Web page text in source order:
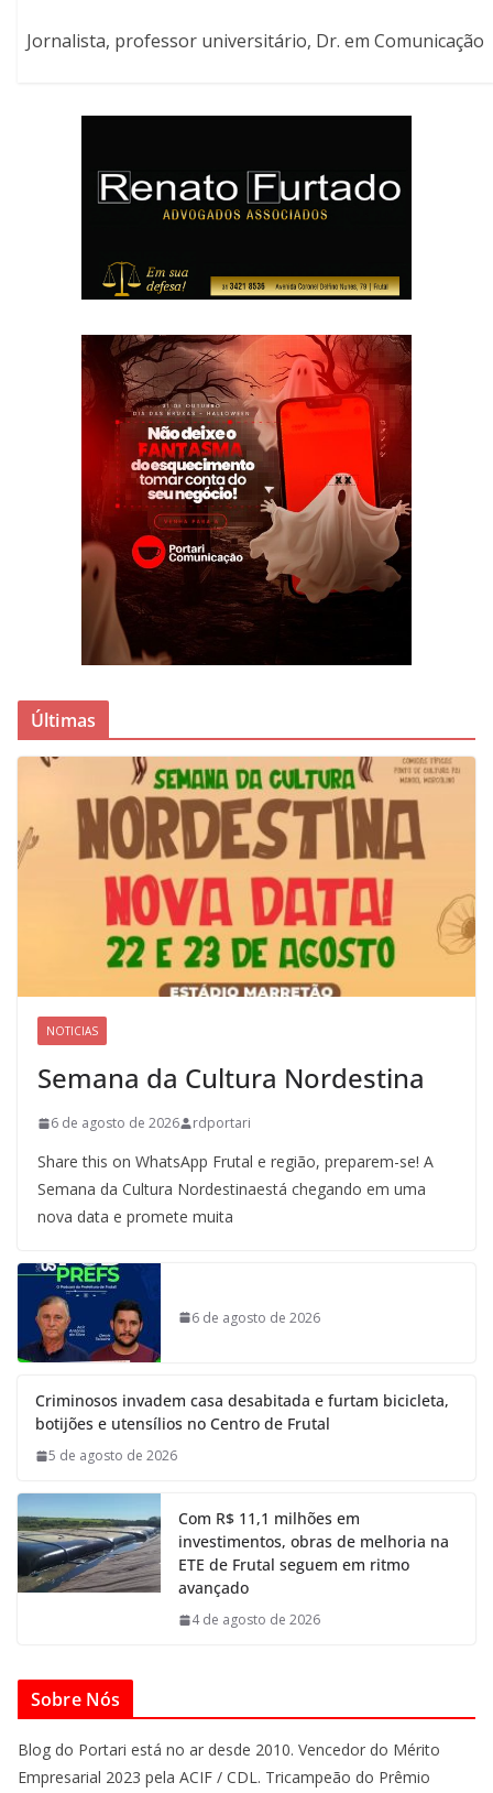
Jornalista, professor universitário, Dr. em Comunicação
Últimas
NOTICIAS
Semana da Cultura Nordestina
6 de agosto de 2026 rdportari
Share this on WhatsApp Frutal e região, preparem-se! A
Semana da Cultura Nordestinaestá chegando em uma
nova data e promete muita
6 de agosto de 2026
Criminosos invadem casa desabitada e furtam bicicleta,
botijões e utensílios no Centro de Frutal
5 de agosto de 2026
Com R$ 11,1 milhões em
investimentos, obras de melhoria na
ETE de Frutal seguem em ritmo
avançado
4 de agosto de 2026
Sobre Nós
Blog do Portari está no ar desde 2010. Vencedor do Mérito
Empresarial 2023 pela ACIF / CDL. Tricampeão do Prêmio